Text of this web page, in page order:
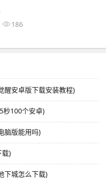
186
醒安卓版下载安装教程)
秒100个安卓)
脑版能用吗)
)
下城怎么下载)